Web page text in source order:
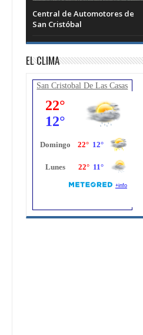
Central de Automotores de
San Cristóbal
EL CLIMA
San Cristobal De Las Casas